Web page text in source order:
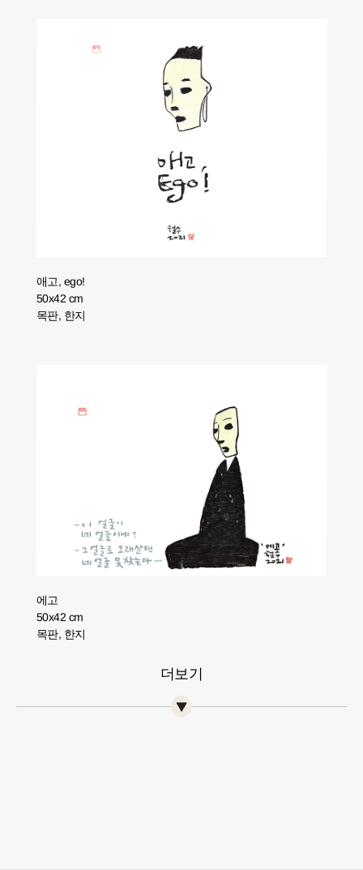
애고, ego!
50x42 cm
목판, 한지
에고
50x42 cm
목판, 한지
더보기